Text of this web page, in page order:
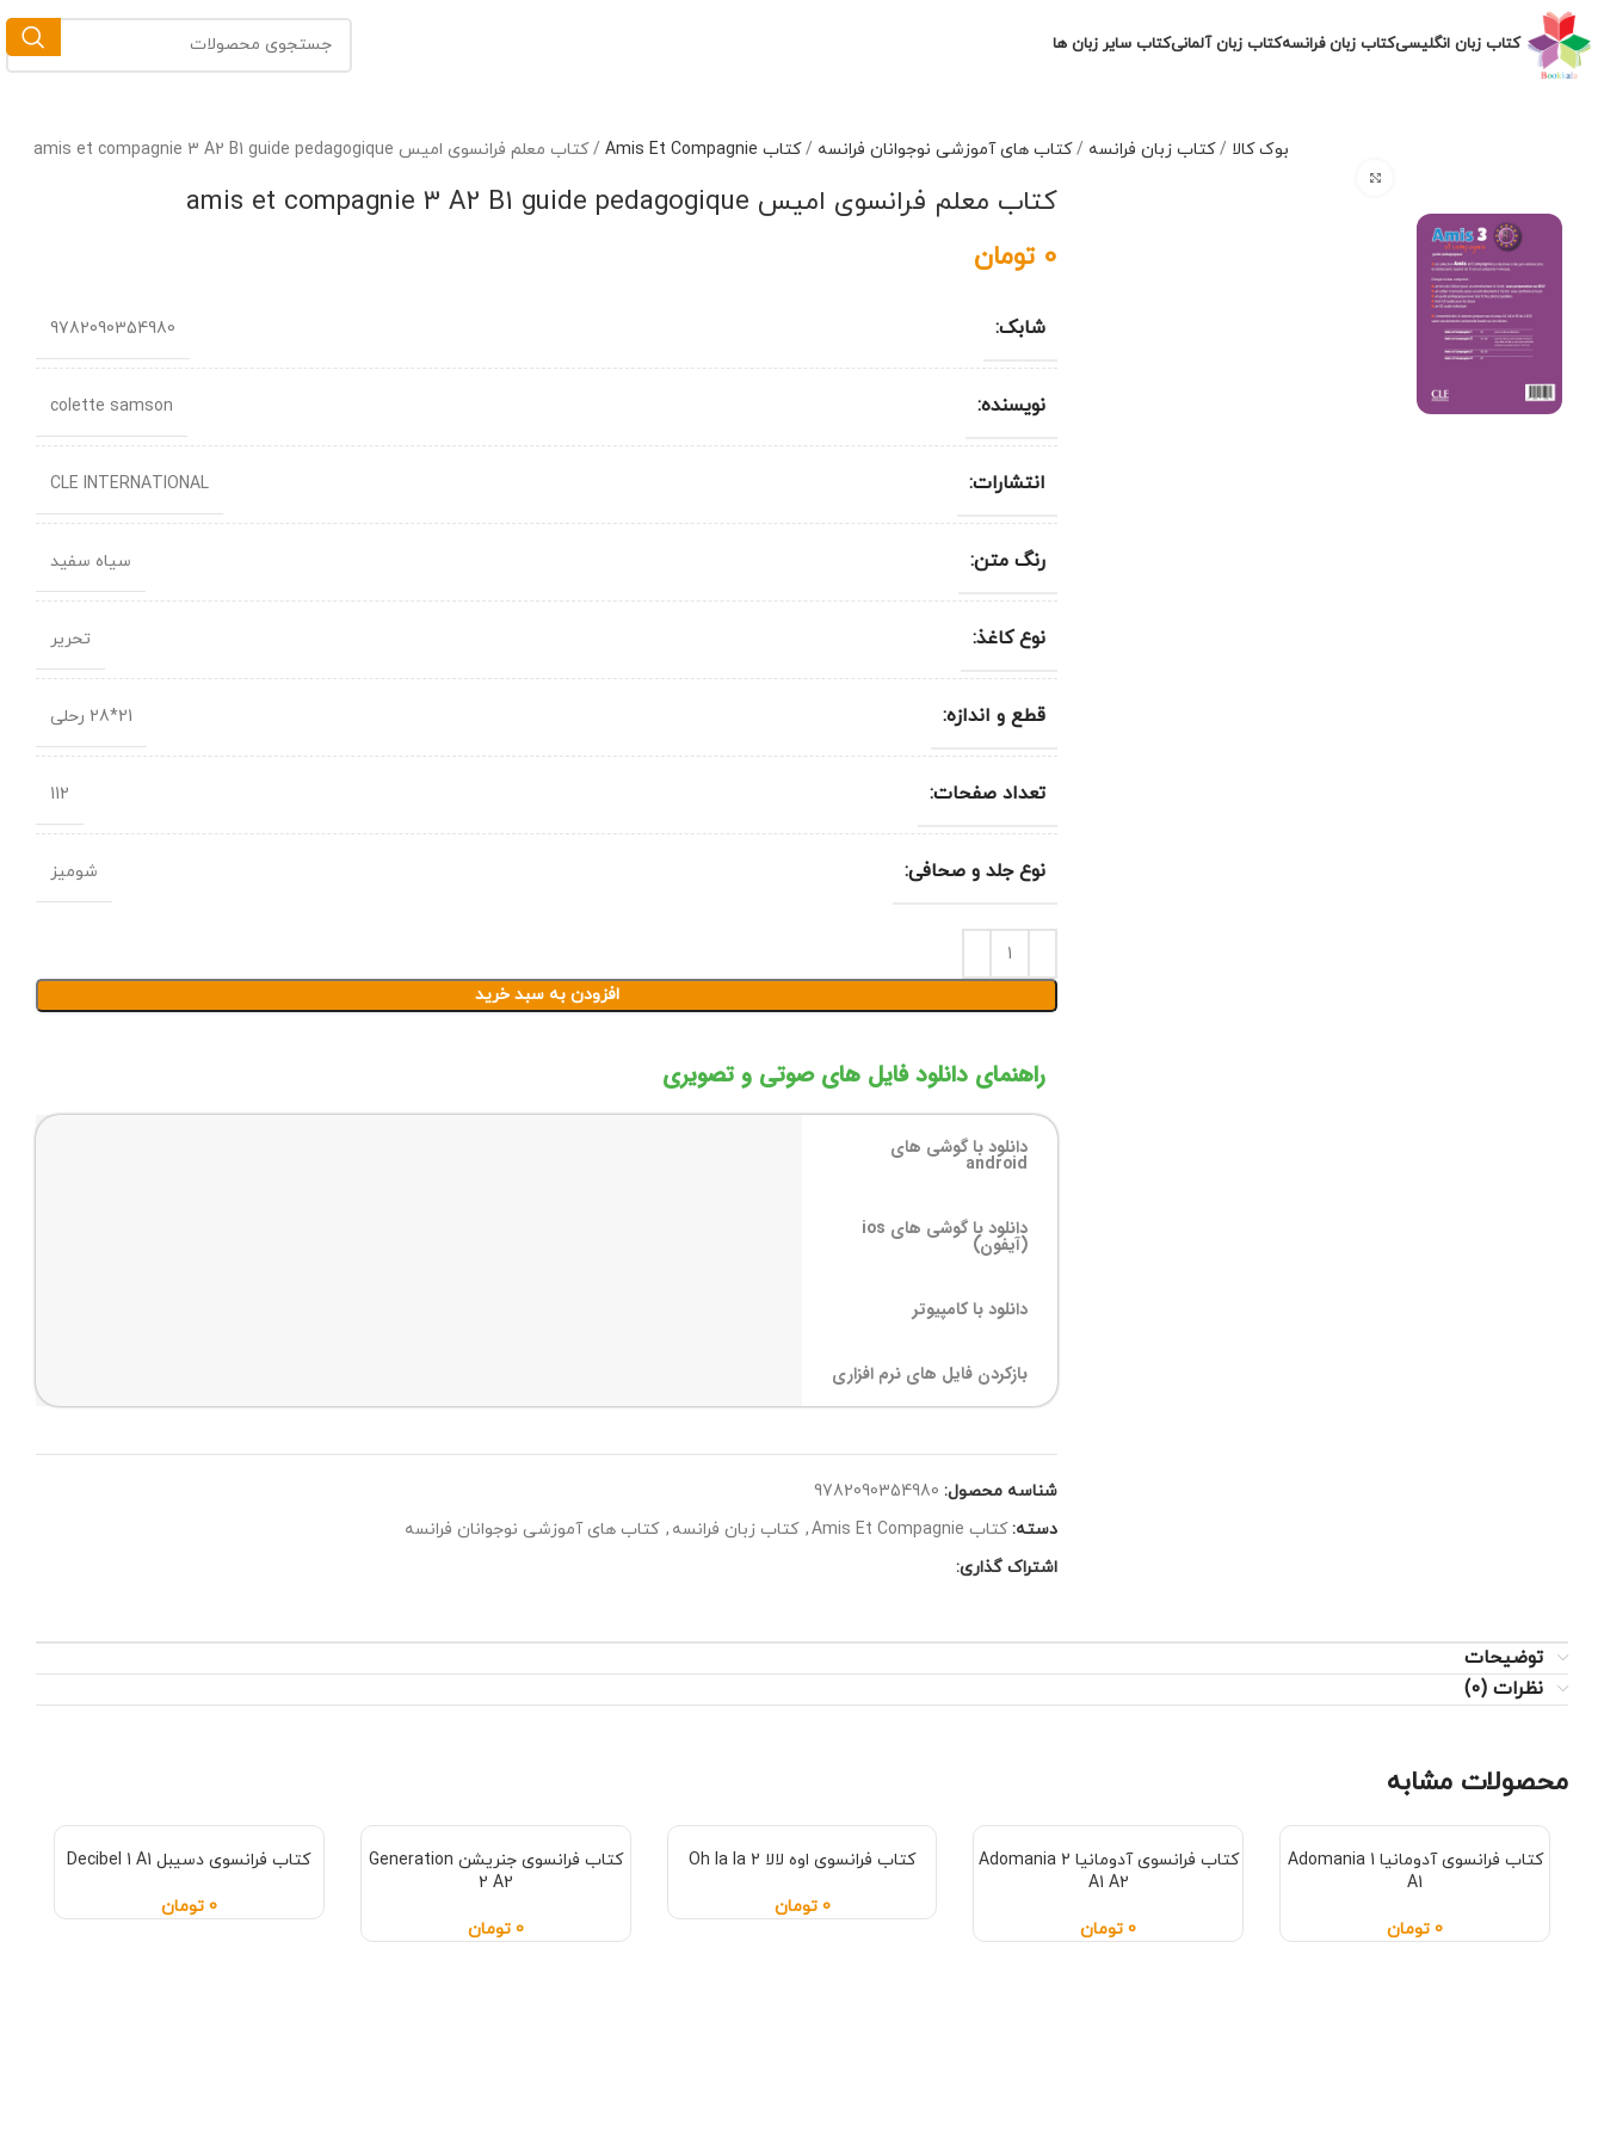
کتاب زبان انگلیسیکتاب زبان فرانسهکتاب زبان آلمانیکتاب سایر زبان ها
بوک کالا /کتاب زبان فرانسه /کتاب های آموزشی نوجوانان فرانسه /کتاب Amis Et Compagnie /کتاب معلم فرانسوی امیس amis et compagnie 3 A2 B1 guide pedagogique
کتاب معلم فرانسوی امیس amis et compagnie 3 A2 B1 guide pedagogique
0 تومان
شابک: 9782090354980
نویسنده: colette samson
انتشارات: CLE INTERNATIONAL
رنگ متن: سیاه سفید
نوع کاغذ: تحریر
قطع و اندازه: 21*28 رحلی
تعداد صفحات: 112
نوع جلد و صحافی: شومیز
افزودن به سبد خرید
راهنمای دانلود فایل های صوتی و تصویری
دانلود با گوشی های
android
دانلود با گوشی های ios
(آیفون)
دانلود با کامپیوتر
بازکردن فایل های نرم افزاری
شناسه محصول: 9782090354980
دسته: کتاب Amis Et Compagnie , کتاب زبان فرانسه , کتاب های آموزشی نوجوانان فرانسه
اشتراک گذاری:
توضیحات
نظرات (0)
محصولات مشابه
کتاب فرانسوی آدومانیا Adomania 1
A1
0 تومان
کتاب فرانسوی آدومانیا Adomania 2
A1 A2
0 تومان
کتاب فرانسوی اوه لالا Oh la la 2
0 تومان
کتاب فرانسوی جنریشن Generation
2 A2
0 تومان
کتاب فرانسوی دسیبل Decibel 1 A1
0 تومان